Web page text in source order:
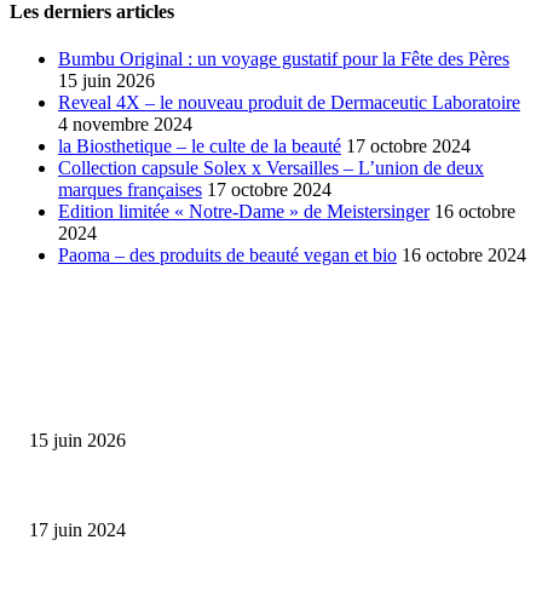
Les derniers articles
Bumbu Original : un voyage gustatif pour la Fête des Pères
15 juin 2026
Reveal 4X – le nouveau produit de Dermaceutic Laboratoire
4 novembre 2024
la Biosthetique – le culte de la beauté 17 octobre 2024
Collection capsule Solex x Versailles – L’union de deux
marques françaises 17 octobre 2024
Edition limitée « Notre-Dame » de Meistersinger 16 octobre
2024
Paoma – des produits de beauté vegan et bio 16 octobre 2024
15 juin 2026
17 juin 2024